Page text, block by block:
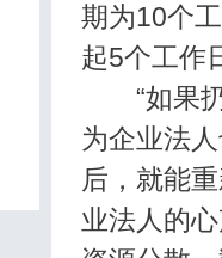
期为10个
起5个工作
“如果扔
为企业法
后，就能
业法人的